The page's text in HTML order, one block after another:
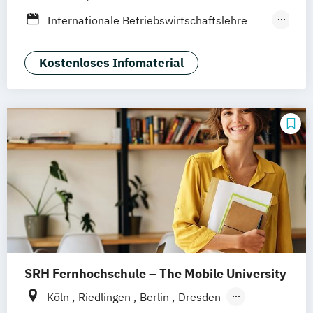
Internationale Betriebswirtschaftslehre
Social Media Management
Kostenloses Infomaterial
SRH Fernhochschule – The Mobile University
Köln Riedlingen Berlin
Dresden